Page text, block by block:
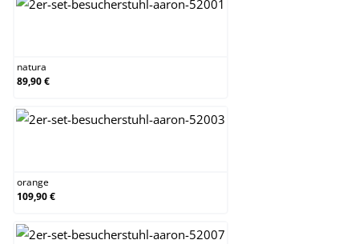
natura
89,90 €
orange
109,90 €